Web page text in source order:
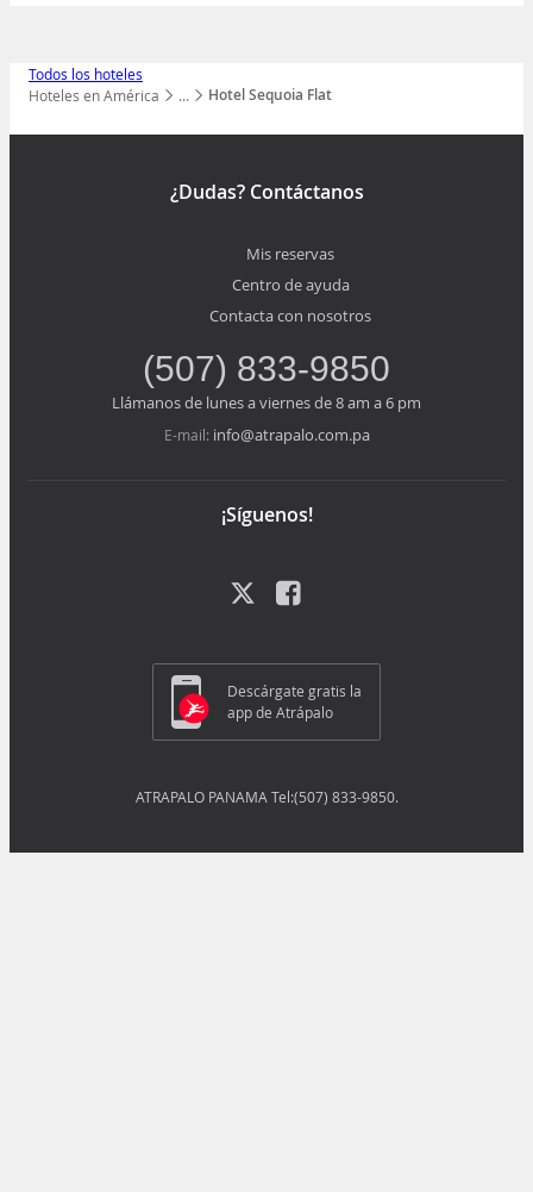
Todos los hoteles
…
Mostrar todos los niveles
Hoteles en América Hotel Sequoia Flat
¿Dudas? Contáctanos
Mis reservas
Centro de ayuda
Contacta con nosotros
(507) 833-9850
Llámanos de lunes a viernes de 8 am a 6 pm
E-mail: info@atrapalo.com.pa
¡Síguenos!
Descárgate gratis la
app de Atrápalo
ATRAPALO PANAMA Tel:(507) 833-9850.